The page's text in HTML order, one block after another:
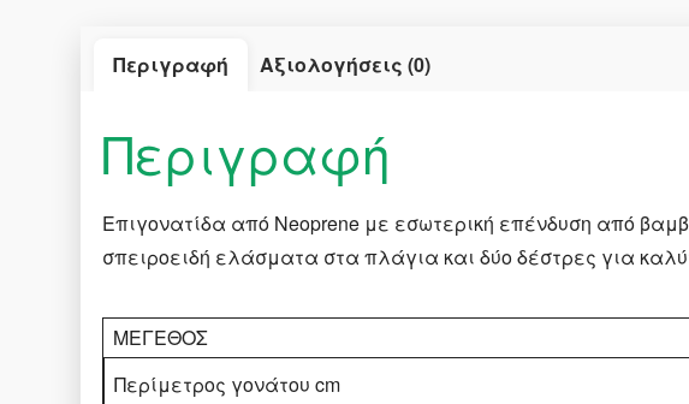
Περιγραφή Αξιολογήσεις (0)
Περιγραφή
Επιγονατίδα από Neoprene με εσωτερική επένδυση από
σπειροειδή ελάσματα στα πλάγια και δύο δέστρες για
ΜΕΓΕΘΟΣ
Περίμετρος γονάτου cm